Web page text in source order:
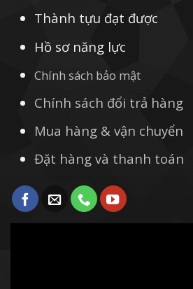
Thành tựu đạt được
Hồ sơ năng lực
Chính sách bảo mật
Chính sách đổi trả hàng
Mua hàng & vận chuyển
Đặt hàng và thanh toán